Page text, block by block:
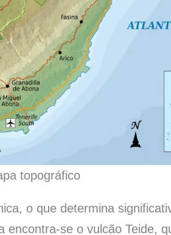
topográfico
o que determina
encontra-se o vulcão Teide,